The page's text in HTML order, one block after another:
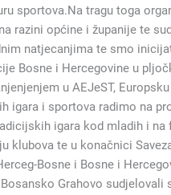
sportova.Na tragu toga
razini općine i županije te
natjecanjima te smo
Bosne i Hercegovine u
u AEJeST,
igara i sportova radimo na
igara kod mladih i na
klubova te u konačnici
Bosne i Bosne i
Grahovo sudjelovali